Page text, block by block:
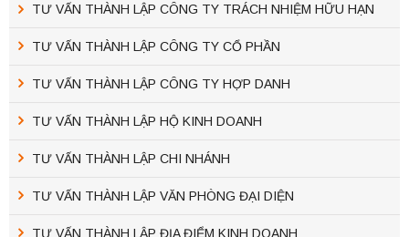
TƯ VẤN THÀNH LẬP CÔNG TY TRÁCH NHIỆM HỮU HẠN
TƯ VẤN THÀNH LẬP CÔNG TY CỔ PHẦN
TƯ VẤN THÀNH LẬP CÔNG TY HỢP DANH
TƯ VẤN THÀNH LẬP HỘ KINH DOANH
TƯ VẤN THÀNH LẬP CHI NHÁNH
TƯ VẤN THÀNH LẬP VĂN PHÒNG ĐẠI DIỆN
TƯ VẤN THÀNH LẬP ĐỊA ĐIỂM KINH DOANH